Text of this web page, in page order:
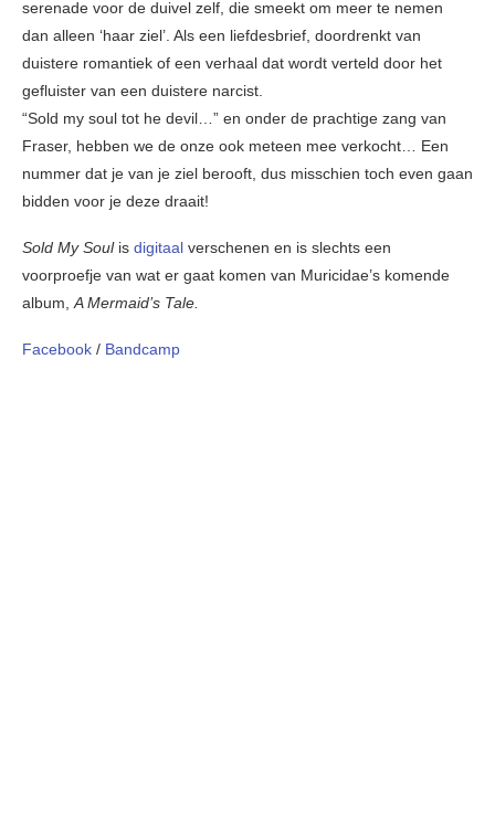
serenade voor de duivel zelf, die smeekt om meer te nemen
dan alleen ‘haar ziel’. Als een liefdesbrief, doordrenkt van
duistere romantiek of een verhaal dat wordt verteld door het
gefluister van een duistere narcist.
“Sold my soul tot he devil…” en onder de prachtige zang van
Fraser, hebben we de onze ook meteen mee verkocht… Een
nummer dat je van je ziel berooft, dus misschien toch even gaan
bidden voor je deze draait!
Sold My Soulis digitaal verschenen en is slechts een
voorproefje van wat er gaat komen van Muricidae’s komende
album,A Mermaid’s Tale.
Facebook / Bandcamp